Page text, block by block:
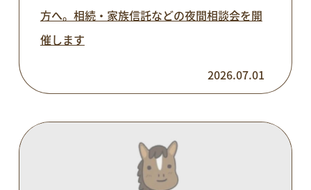
方へ。相続・家族信託などの夜間相談会を開
催します
2026.07.01